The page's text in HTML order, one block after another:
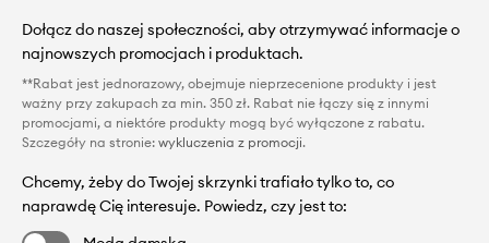
Dołącz do naszej społeczności, aby otrzymywać informacje o
najnowszych promocjach i produktach.
**Rabat jest jednorazowy, obejmuje nieprzecenione produkty i jest
ważny przy zakupach za min. 350 zł. Rabat nie łączy się z innymi
promocjami, a niektóre produkty mogą być wyłączone z rabatu.
Szczegóły na stronie: wykluczenia z promocji.
Chcemy, żeby do Twojej skrzynki trafiało tylko to, co
naprawdę Cię interesuje. Powiedz, czy jest to: